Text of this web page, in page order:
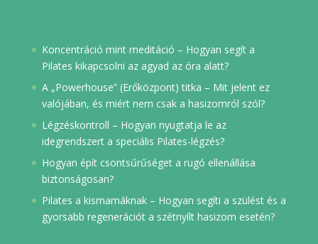
Koncentráció mint meditáció – Hogyan segít a
Pilates kikapcsolni az agyad az óra alatt?
A „Powerhouse” (Erőközpont) titka – Mit jelent ez
valójában, és miért nem csak a hasizomról szól?
Légzéskontroll – Hogyan nyugtatja le az
idegrendszert a speciális Pilates-légzés?
Hogyan épít csontsűrűséget a rugó ellenállása
biztonságosan?
Pilates a kismamáknak – Hogyan segíti a szülést és a
gyorsabb regenerációt a szétnyílt hasizom esetén?